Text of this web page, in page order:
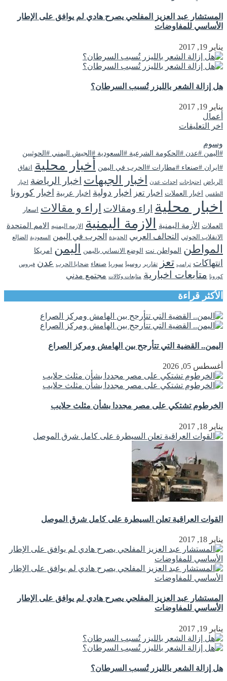
المستشار عبد العزيز المفلحي يصرح هادي لم يوافق على الإطار
الأساسي للمفاوضات
يناير 19, 2017
هل إزالة الشعر بالليزر تُسبب السرطان؟
يناير 19, 2017
أعمال
اخر التعليقات
وسوم
#اليمن #عدن #الحكومة الشرعية #السعودية #الجيش اليمني #الحوثيين
#ايران #صنعاء #مطارات #الحرب في اليمن
أخبار محلية
اتفاق
الرياض
احتجاجات احداث عدن اخبار الجبهات اخبار الرياضة اخبار
الطقس
اخبار العملات اخبار تعز اخبار دولية اخبار عربية اخبار كورونا
اخبار محلية اراء ومقالات اراء و مقالات اسعار
العملات الأزمة اليمنية الازمة اليمنية الازمه اليمنيه الامم المتحدة
الانقلاب الحوثي التحالف العربي الحديدة الحرب في اليمن السعودية الضالع
المواطن المواطن نت الوضع الانساني باليمن اليمن امريكا
انتهاكات ترامب تعز تقارير روسيا سوريا صنعاء ضحايا الحرب عدن فيروس
كورونا متابعات اخبارية متابعات وكالات مجتمع مدني
الأكثر قراءة
اليمن.. القضية التي تتأرجح بين الهامش ومركز الصراع
أغسطس 05, 2026
الخرطوم تشتكي على مصر مجددا بشأن مثلث حلايب
يناير 18, 2017
القوات العراقية تعلن السيطرة على كامل شرق الموصل
يناير 18, 2017
المستشار عبد العزيز المفلحي يصرح هادي لم يوافق على الإطار
الأساسي للمفاوضات
يناير 19, 2017
هل إزالة الشعر بالليزر تُسبب السرطان؟